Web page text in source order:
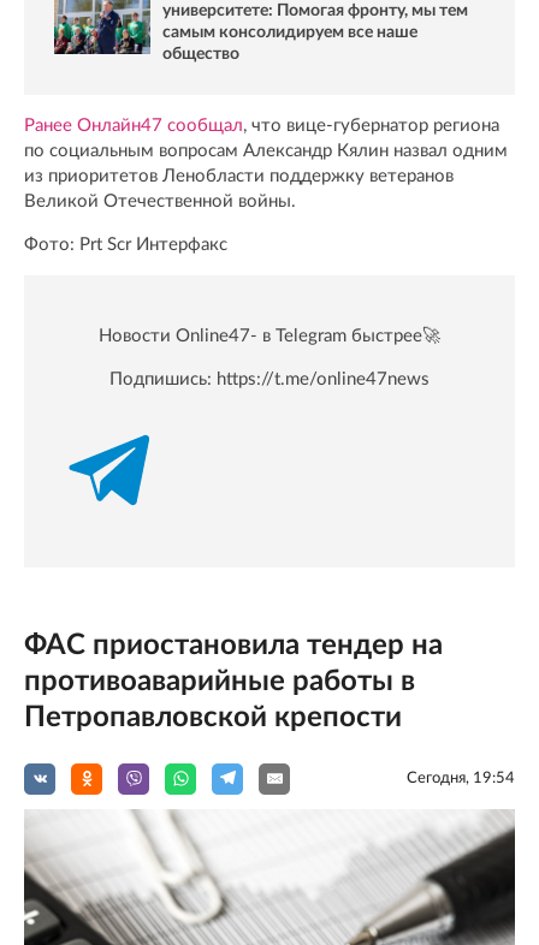
университете: Помогая фронту, мы тем
самым консолидируем все наше
общество
Ранее Онлайн47 сообщал, что вице-губернатор региона
по социальным вопросам Александр Кялин назвал одним
из приоритетов Ленобласти поддержку ветеранов
Великой Отечественной войны.
Фото: Prt Scr Интерфакс
Новости Online47- в Telegram быстрее🚀
Подпишись: https://t.me/online47news
ФАС приостановила тендер на
противоаварийные работы в
Петропавловской крепости
Сегодня, 19:54